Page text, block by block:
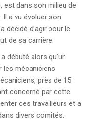
est dans son milieu de
Il a vu évoluer son
décidé d’agir pour le
de sa carrière.
débuté alors qu’un
les mécaniciens
près de 15
concerné par cette
ces travailleurs et a
divers comités.
ASSEMBLÉE GÉNÉRALE
POLITIQUE D’AIDE
AFFICHES DU CCQCA